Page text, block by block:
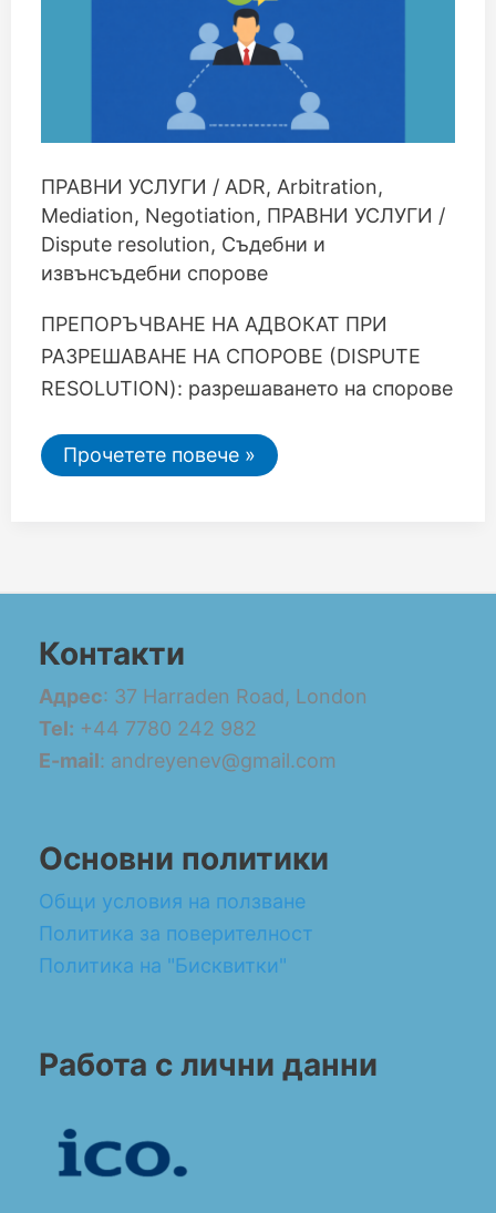
ПРАВНИ УСЛУГИ / ADR, Arbitration,
Mediation, Negotiation, ПРАВНИ УСЛУГИ /
Dispute resolution, Съдебни и
извънсъдебни спорове
ПРЕПОРЪЧВАНЕ НА АДВОКАТ ПРИ
РАЗРЕШАВАНЕ НА СПОРОВЕ (DISPUTE
RESOLUTION): разрешаването на спорове
Прочетете повече »
Контакти
Адрес: 37 Harraden Road, London
Tel: +44 7780 242 982
E-mail: andreyenev@gmail.com
Основни политики
Общи условия на ползване
Политика за поверителност
Политика на "Бисквитки"
Работа с лични данни